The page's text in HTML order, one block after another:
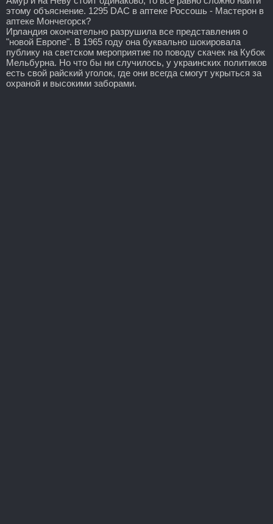
этому объяснение. 1295 DAC в аптеке Россошь - Мастерон в
аптеке Мончегорск?
Ирландия окончательно разрушила все представления о
"новой Европе". В 1965 году она буквально шокировала
публику на светском мероприятие по поводу скачек на Кубок
Мельбурна. Но что бы ни случилось, у украинских политиков
есть свой райский уголок, где они всегда смогут укрыться за
охраной и высокими заборами.